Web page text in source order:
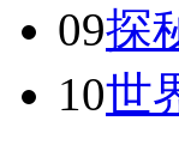
09探
10世